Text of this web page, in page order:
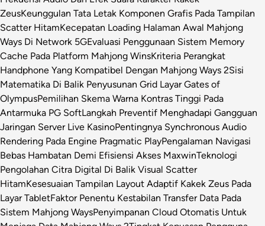
ZeusKeunggulan Tata Letak Komponen Grafis Pada Tampilan
Scatter HitamKecepatan Loading Halaman Awal Mahjong
Ways Di Network 5GEvaluasi Penggunaan Sistem Memory
Cache Pada Platform Mahjong WinsKriteria Perangkat
Handphone Yang Kompatibel Dengan Mahjong Ways 2Sisi
Matematika Di Balik Penyusunan Grid Layar Gates of
OlympusPemilihan Skema Warna Kontras Tinggi Pada
Antarmuka PG SoftLangkah Preventif Menghadapi Gangguan
Jaringan Server Live KasinoPentingnya Synchronous Audio
Rendering Pada Engine Pragmatic PlayPengalaman Navigasi
Bebas Hambatan Demi Efisiensi Akses MaxwinTeknologi
Pengolahan Citra Digital Di Balik Visual Scatter
HitamKesesuaian Tampilan Layout Adaptif Kakek Zeus Pada
Layar TabletFaktor Penentu Kestabilan Transfer Data Pada
Sistem Mahjong WaysPenyimpanan Cloud Otomatis Untuk